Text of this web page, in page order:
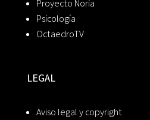
Proyecto Noria
Psicología
OctaedroTV
LEGAL
Aviso legal y copyright